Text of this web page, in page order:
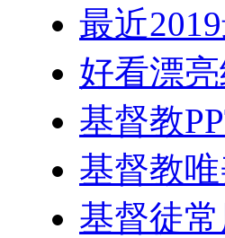
最近
好看漂
基督教
基督教
基督徒